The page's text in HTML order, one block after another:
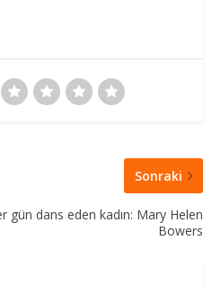
Sonraki
gün dans eden kadın: Mary Helen
Bowers